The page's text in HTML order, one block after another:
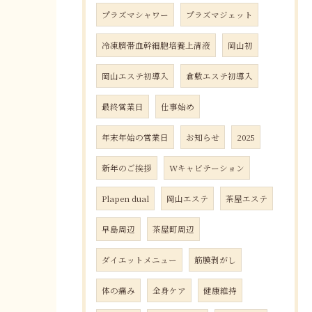
プラズマシャワー プラズマジェット
冷凍臍帯血幹細胞培養上清液 岡山初
岡山エステ初導入 倉敷エステ初導入
最終営業日 仕事始め
年末年始の営業日 お知らせ 2025
新年のご挨拶 Wキャビテーション
Plapen dual 岡山エステ 茶屋エステ
早島周辺 茶屋町周辺
ダイエットメニュー 筋膜剥がし
体の痛み 全身ケア 健康維持